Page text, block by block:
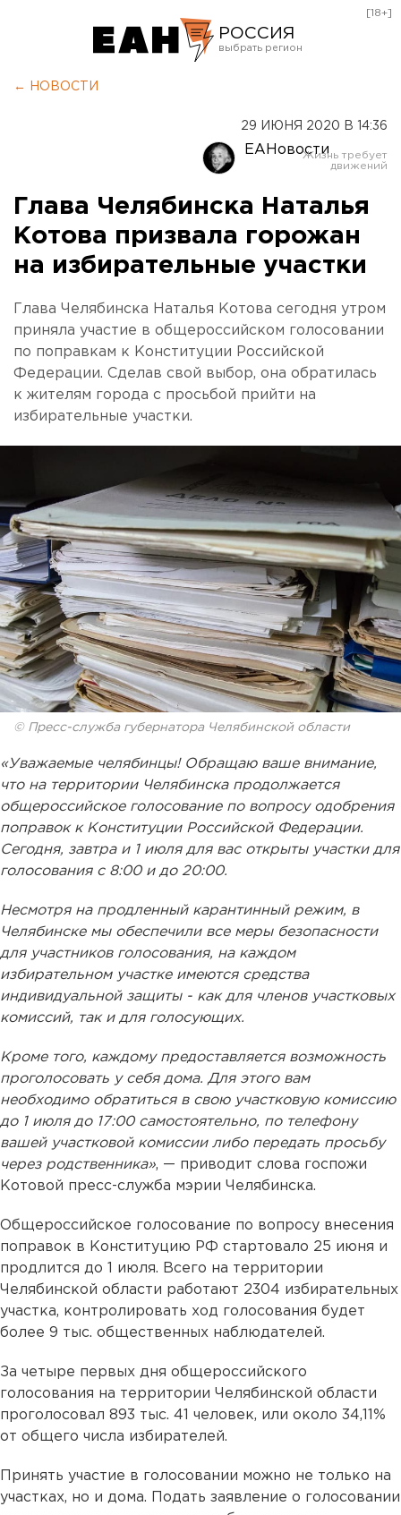
РОССИЯ
Оренбург
[18+]
← НОВОСТИ
29 ИЮНЯ 2020 В 14:36
ЕАНовости
Глава Челябинска Наталья
Котова призвала горожан
на избирательные участки
Глава Челябинска Наталья Котова сегодня утром
приняла участие в общероссийском голосовании
по поправкам к Конституции Российской
Федерации. Сделав свой выбор, она обратилась
к жителям города с просьбой прийти на
избирательные участки.
© Пресс-служба губернатора Челябинской области
«Уважаемые челябинцы! Обращаю ваше внимание,
что на территории Челябинска продолжается
общероссийское голосование по вопросу одобрения
поправок к Конституции Российской Федерации.
Сегодня, завтра и 1 июля для вас открыты участки для
голосования с 8:00 и до 20:00.
Несмотря на продленный карантинный режим, в
Челябинске мы обеспечили все меры безопасности
для участников голосования, на каждом
избирательном участке имеются средства
индивидуальной защиты - как для членов участковых
комиссий, так и для голосующих.
Кроме того, каждому предоставляется возможность
проголосовать у себя дома. Для этого вам
необходимо обратиться в свою участковую комиссию
до 1 июля до 17:00 самостоятельно, по телефону
вашей участковой комиссии либо передать просьбу
через родственника», — приводит слова госпожи
Котовой пресс-служба мэрии Челябинска.
Общероссийское голосование по вопросу внесения
поправок в Конституцию РФ стартовало 25 июня и
продлится до 1 июля. Всего на территории
Челябинской области работают 2304 избирательных
участка, контролировать ход голосования будет
более 9 тыс. общественных наблюдателей.
За четыре первых дня общероссийского
голосования на территории Челябинской области
проголосовал 893 тыс. 41 человек, или около 34,11%
от общего числа избирателей.
Принять участие в голосовании можно не только на
участках, но и дома. Подать заявление о голосовании